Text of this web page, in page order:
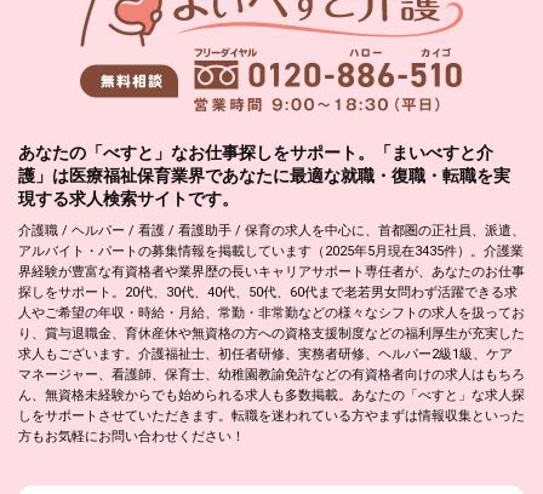
あなたの「べすと」なお仕事探しをサポート。「まいべすと介
護」は医療福祉保育業界であなたに最適な就職・復職・転職を実
現する求人検索サイトです。
介護職 / ヘルパー / 看護 / 看護助手 / 保育の求人を中心に、首都圏の正社員、派遣、
アルバイト・パートの募集情報を掲載しています（2025年5月現在3435件）。介護業
界経験が豊富な有資格者や業界歴の長いキャリアサポート専任者が、あなたのお仕事
探しをサポート。20代、30代、40代、50代、60代まで老若男女問わず活躍できる求
人やご希望の年収・時給・月給、常勤・非常勤などの様々なシフトの求人を扱ってお
り、賞与退職金、育休産休や無資格の方への資格支援制度などの福利厚生が充実した
求人もございます。介護福祉士、初任者研修、実務者研修、ヘルパー2級1級、ケア
マネージャー、看護師、保育士、幼稚園教諭免許などの有資格者向けの求人はもちろ
ん、無資格未経験からでも始められる求人も多数掲載。あなたの「べすと」な求人探
しをサポートさせていただきます。転職を迷われている方やまずは情報収集といった
方もお気軽にお問い合わせください！